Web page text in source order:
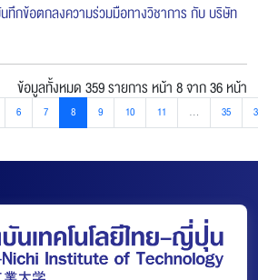
ทึกข้อตกลงความร่วมมือทางวิชาการ กับ บริษัท
ข้อมูลทั้งหมด 359 รายการ หน้า 8 จาก 36 หน้า
6 7 8 9 10 11 ... 35